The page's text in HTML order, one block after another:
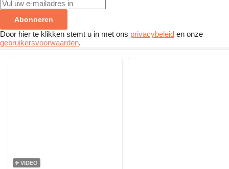
Abonneren
Door hier te klikken stemt u in met ons privacybeleid en onze
gebruikersvoorwaarden.
VIDEO